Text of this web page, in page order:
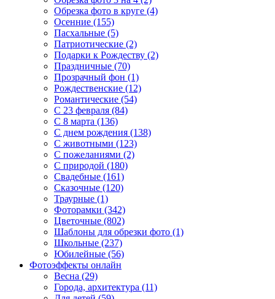
Обрезка фото в круге (4)
Осенние (155)
Пасхальные (5)
Патриотические (2)
Подарки к Рождеству (2)
Праздничные (70)
Прозрачный фон (1)
Рождественские (12)
Романтические (54)
С 23 февраля (84)
С 8 марта (136)
С днем рождения (138)
С животными (123)
С пожеланиями (2)
С природой (180)
Свадебные (161)
Сказочные (120)
Траурные (1)
Фоторамки (342)
Цветочные (802)
Шаблоны для обрезки фото (1)
Школьные (237)
Юбилейные (56)
Фотоэффекты онлайн
Весна (29)
Города, архитектура (11)